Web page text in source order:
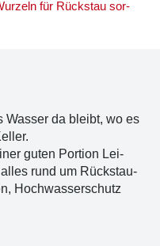
für Rück­stau sor­
Was­ser da bleibt, wo es
guten Por­ti­on Lei­
rund um Rückstau­
Hoch­was­ser­schutz